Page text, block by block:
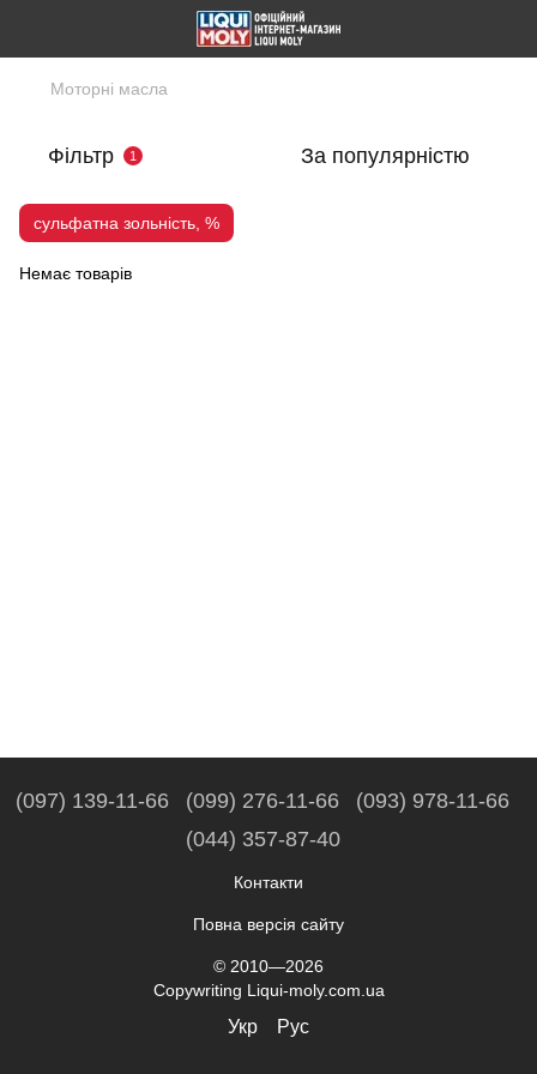
Моторні масла
Фільтр 1 За популярністю
сульфатна зольність, %
Немає товарів
(097) 139-11-66 (099) 276-11-66
(093) 978-11-66
(044) 357-87-40
Контакти
Повна версія сайту
© 2010—2026
Copywriting Liqui-moly.com.ua
Укр Рус